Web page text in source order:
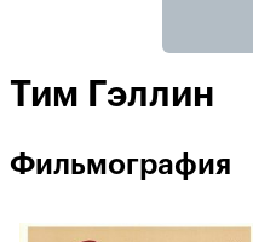
Тим Гэллин
Фильмография